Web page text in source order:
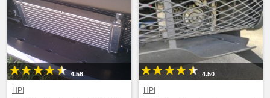
4.56
HPI
4.50
HPI